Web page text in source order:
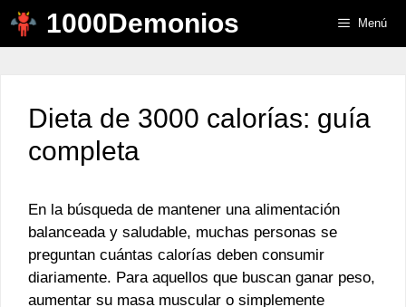
Saltar
1000Demonios Menú
Dieta de 3000 calorías: guía
completa
En la búsqueda de mantener una alimentación
balanceada y saludable, muchas personas se
preguntan cuántas calorías deben consumir
diariamente. Para aquellos que buscan ganar peso,
aumentar su masa muscular o simplemente